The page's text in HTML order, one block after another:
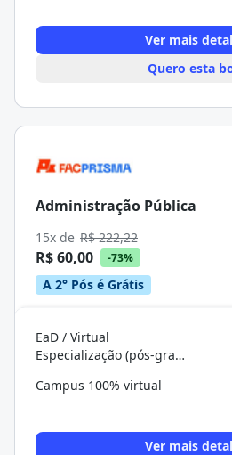
Ver mais
Quero esta
Administração Pública
15x de R$ 222,22
R$ 60,00 -73%
A 2° Pós é Grátis
EaD / Virtual
Especialização (pós-graduação)
Campus 100% virtual
Ver mais